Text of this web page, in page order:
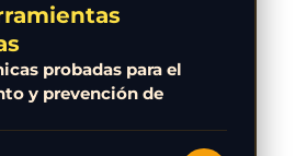
probadas para el
y prevención de